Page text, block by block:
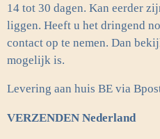
14 tot 30 dagen. Kan eerder
liggen. Heeft u het dringend
contact op te nemen. Dan
mogelijk is.
Levering aan huis BE via
VERZENDEN Nederland